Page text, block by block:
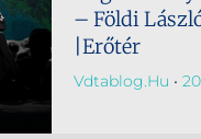
– Földi
|Erőtér
Vdtablog.hu